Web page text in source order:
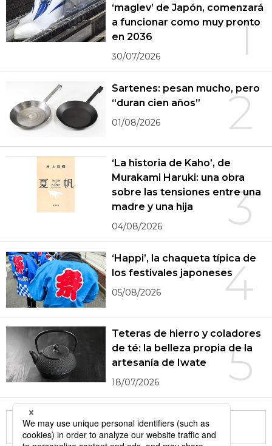
1
‘maglev’ de Japón, comenzará
a funcionar como muy pronto
en 2036
30/07/2026
2
Sartenes: pesan mucho, pero
“duran cien años”
01/08/2026
3
‘La historia de Kaho’, de
Murakami Haruki: una obra
sobre las tensiones entre una
madre y una hija
04/08/2026
4
‘Happi’, la chaqueta típica de
los festivales japoneses
05/08/2026
5
Teteras de hierro y coladores
de té: la belleza propia de la
artesanía de Iwate
18/07/2026
More in this series